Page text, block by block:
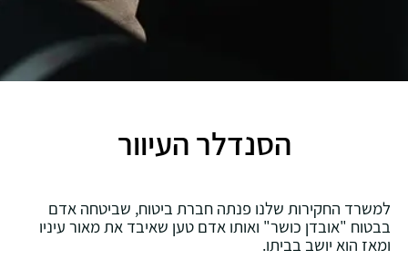
הסנדלר העיוור
למשרד החקירות שלנו פנתה חברת ביטוח, שביטחה אדם
בבטוח "אובדן כושר" ואותו אדם טען שאיבד את מאור עיניו
ומאז הוא יושב בביתו.